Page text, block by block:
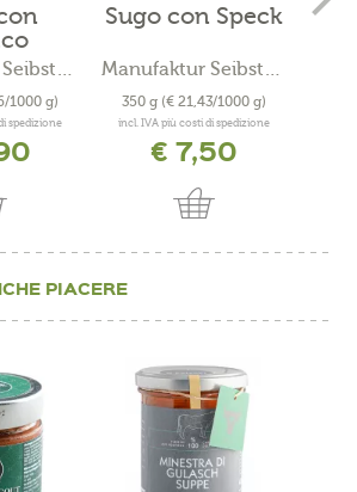
Manufaktur Seibstock
1000 g)
spedizione
Sugo con Speck
Manufaktur Seibstock
350 g (€ 21,43/1000 g)
incl. IVA più costi di spedizione
€ 7,50
PIACERE